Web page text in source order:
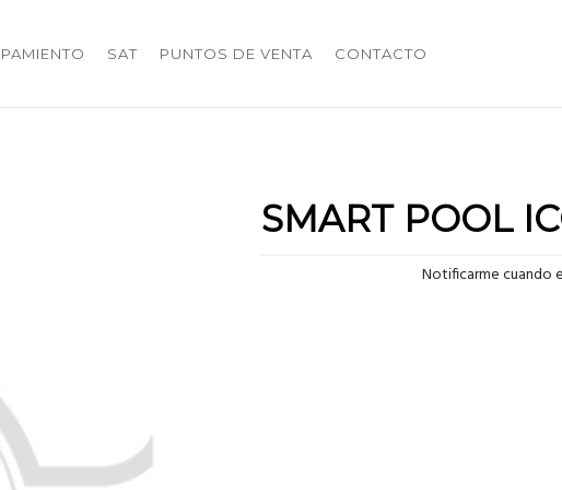
SAT PUNTOS DE VENTA CONTACTO
SMART POOL
Notificarme cuando